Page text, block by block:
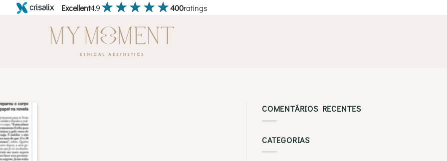
Excellent4.9 400ratings
COMENTÁRIOS RECENTES
CATEGORIAS